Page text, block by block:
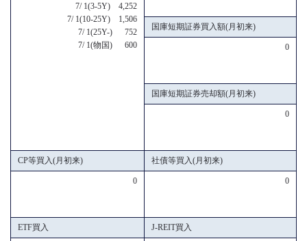
7/ 1(3-5Y) 4,252
7/ 1(10-25Y) 1,506
7/ 1(25Y-) 752
7/ 1(物国) 600
国庫短期証券買入額(月初来)
0
国庫短期証券売却額(月初来)
0
CP等買入(月初来) 社債等買入(月初来)
0 0
ETF買入 J-REIT買入